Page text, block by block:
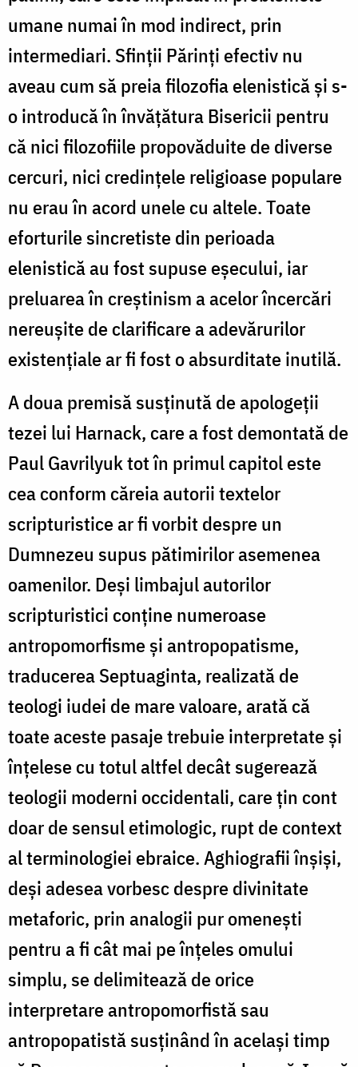
umane numai în mod indirect, prin
intermediari. Sfinţii Părinţi efectiv nu
aveau cum să preia filozofia elenistică şi s-
o introducă în învăţătura Bisericii pentru
că nici filozofiile propovăduite de diverse
cercuri, nici credinţele religioase populare
nu erau în acord unele cu altele. Toate
eforturile sincretiste din perioada
elenistică au fost supuse eşecului, iar
preluarea în creştinism a acelor încercări
nereuşite de clarificare a adevărurilor
existenţiale ar fi fost o absurditate inutilă.
A doua premisă susţinută de apologeţii
tezei lui Harnack, care a fost demontată de
Paul Gavrilyuk tot în primul capitol este
cea conform căreia autorii textelor
scripturistice ar fi vorbit despre un
Dumnezeu supus pătimirilor asemenea
oamenilor. Deşi limbajul autorilor
scripturistici conţine numeroase
antropomorfisme şi antropopatisme,
traducerea Septuaginta, realizată de
teologi iudei de mare valoare, arată că
toate aceste pasaje trebuie interpretate şi
înţelese cu totul altfel decât sugerează
teologii moderni occidentali, care ţin cont
doar de sensul etimologic, rupt de context
al terminologiei ebraice. Aghiografii înşişi,
deşi adesea vorbesc despre divinitate
metaforic, prin analogii pur omeneşti
pentru a fi cât mai pe înţeles omului
simplu, se delimitează de orice
interpretare antropomorfistă sau
antropopatistă susţinând în acelaşi timp